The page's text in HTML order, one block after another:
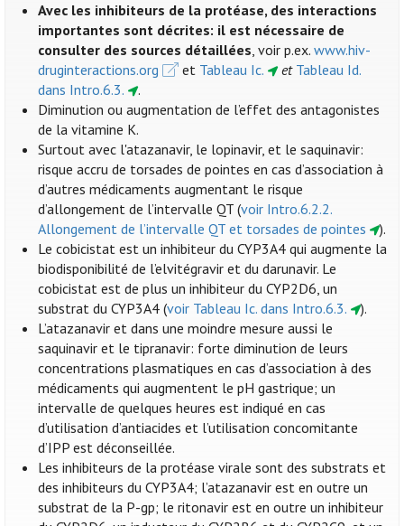
Avec les inhibiteurs de la protéase, des interactions
importantes sont décrites: il est nécessaire de
consulter des sources détaillées, voir p.ex.www.hiv-
druginteractions.org
et Tableau Ic. et Tableau Id.
dans Intro.6.3.
.
Diminution ou augmentation de l’effet des antagonistes
de la vitamine K.
Surtout avec l'atazanavir, le lopinavir, et le saquinavir:
risque accru de torsades de pointes en cas d’association à
d’autres médicaments augmentant le risque
d’allongement de l’intervalle QT (voir Intro.6.2.2.
Allongement de l’intervalle QT et torsades de pointes
).
Le cobicistat est un inhibiteur du CYP3A4 qui augmente la
biodisponibilité de l’elvitégravir et du darunavir. Le
cobicistat est de plus un inhibiteur du CYP2D6, un
substrat du CYP3A4 (voir Tableau Ic. dans Intro.6.3.
).
L’atazanavir et dans une moindre mesure aussi le
saquinavir et le tipranavir: forte diminution de leurs
concentrations plasmatiques en cas d’association à des
médicaments qui augmentent le pH gastrique; un
intervalle de quelques heures est indiqué en cas
d’utilisation d’antiacides et l’utilisation concomitante
d’IPP est déconseillée.
Les inhibiteurs de la protéase virale sont des substrats et
des inhibiteurs du CYP3A4; l’atazanavir est en outre un
substrat de la P-gp; le ritonavir est en outre un inhibiteur